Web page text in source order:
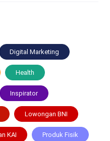
Digital Marketing
Health
Inspirator
Lowongan BNI
KAI Produk Fisik